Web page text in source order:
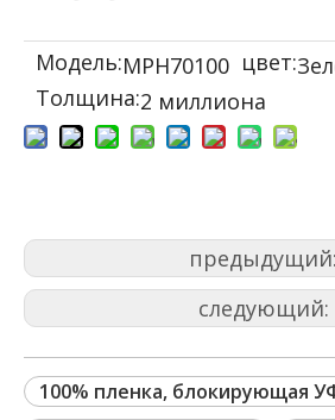
Модель:МРН70100 цвет:
Толщина:2 миллиона
предыдущий:
следующий:
100% пленка, блокирующая